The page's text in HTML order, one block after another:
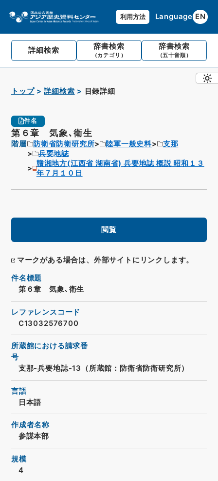
利用方法 Language EN
詳細検索 辞書検索
（カテゴリ）
辞書検索
（五十音順）
トップ 詳細検索 目録詳細
件名
第６章 気象､衛生
階層 防衛省防衛研究所 陸軍一般史料
支那
兵要地誌
贛湘地方(江西省 湖南省) 兵要地誌 概説 昭和１３
年７月１０日
閲覧
マークがある場合は、外部サイトにリンクします。
件名標題
第６章 気象､衛生
レファレンスコード
C13032576700
所蔵館における請求番
号
支那-兵要地誌-13（所蔵館：防衛省防衛研究所）
言語
日本語
作成者名称
参謀本部
規模
4